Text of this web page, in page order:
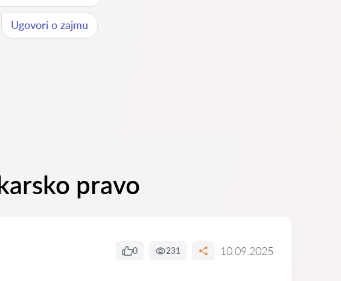
Ugovori o zajmu
pravo
0 231 10.09.2025